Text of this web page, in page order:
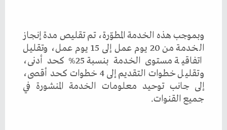
وبموجب هذه الخدمة المطوّرة، تم تقليص مدة إنجاز
الخدمة من 20 يوم عمل إلى 15 يوم عمل، وتقليل
اتفاقية مستوى الخدمة بنسبة 25% كحد أدنى،
وتقليل خطوات التقديم إلى 4 خطوات كحد أقصى،
إلى جانب توحيد معلومات الخدمة المنشورة في
جميع القنوات.